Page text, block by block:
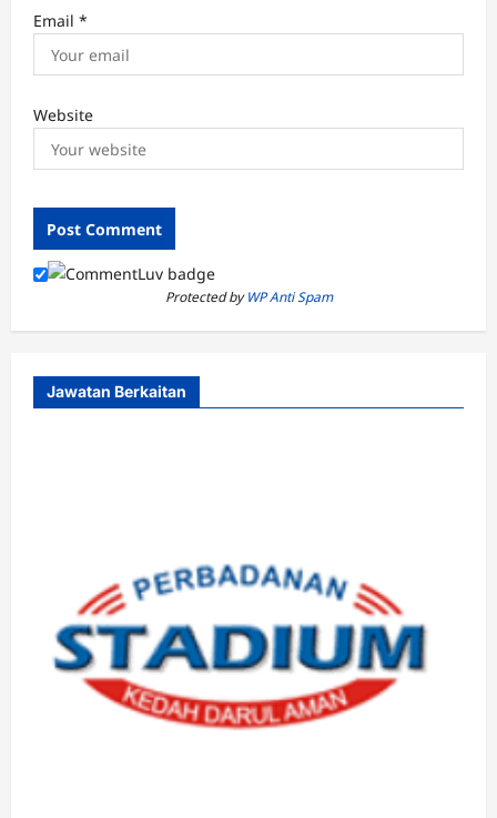
Email *
Website
Protected byWP Anti Spam
Jawatan Berkaitan